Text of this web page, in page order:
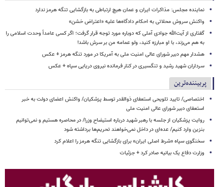
نماینده مجلس: مذاکرات ایران و عمان هیچ ارتباطی به بازگشایی تنگه هرمز ندارد
واکنش سروش محلاتی به احکام دادگاه‌ها علیه «اعتراض خشن»
گفتاری از آیت‌الله جوادی آملی که دوباره مورد توجه قرار گرفت؛ اگر کسی عامداً وحدت اسلامی را
به هم می‌زند، با او مبارزه کنید، ولو عمامه من بر سرش باشد!
هشدار مهم دبیر شورای عالی امنیت ملی به آمریکا در مورد تنگه هرمز + عکس
سرداران شهید رشید و تنگسیری در کنار فرمانده نیروی دریایی سپاه + عکس
پربیننده‌ترین
اختصاصی/ تایید تلویحی استعفای ذوالقدر توسط پزشکیان/ واکنش اعضای دولت به خبر
استعفای دبیر شورای عالی امنیت ملی
روایت پزشکیان از جلسه با رهبر شهید درباره استیضاح وزرا/ در محاصره هستیم و نمی‌توانیم
بنزین وارد کنیم/ عده‌ای در داخل نمی‌خواهند تحریم‌ها برداشته شود
سخنگوی سپاه «شرط اصلی ایران» برای بازگشایی تنگه هرمز را اعلام کرد
وزارت دفاع یک بیانیه صادر کرد + جزئیات